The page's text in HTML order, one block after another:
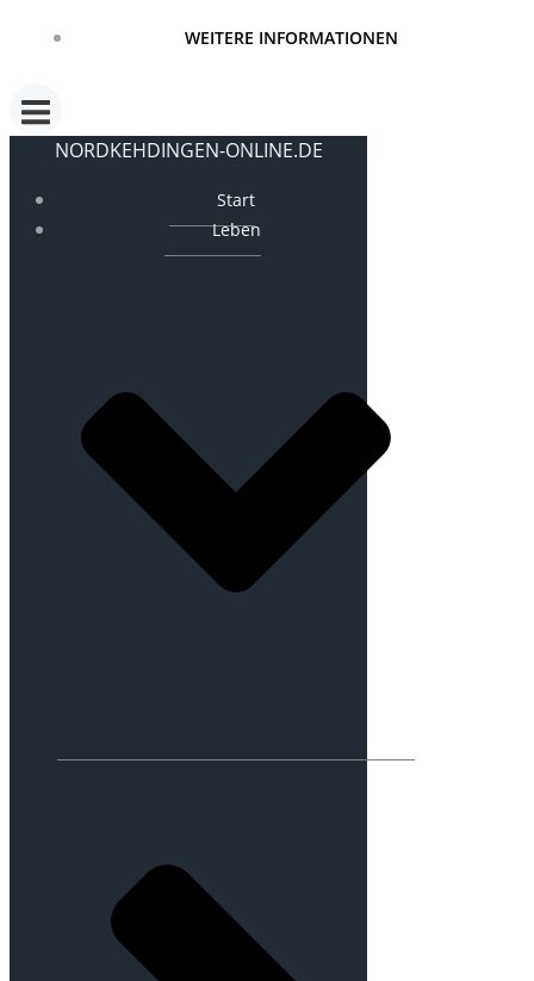
WEITERE INFORMATIONEN
NORDKEHDINGEN-ONLINE.DE
Start
Leben